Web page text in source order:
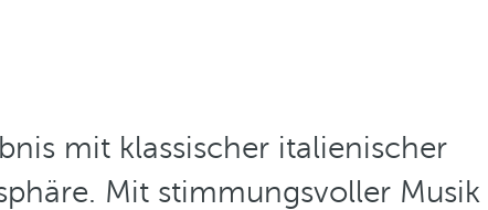
mit klassischer italienischer
Mit stimmungsvoller Musik